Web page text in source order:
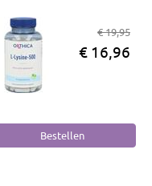
€ 19,95
€ 16,96